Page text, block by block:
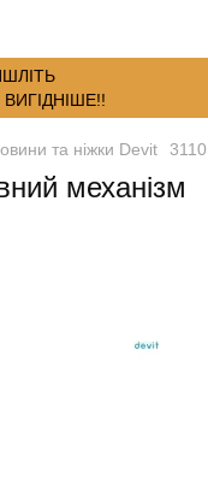
та ніжки Devit
механізм